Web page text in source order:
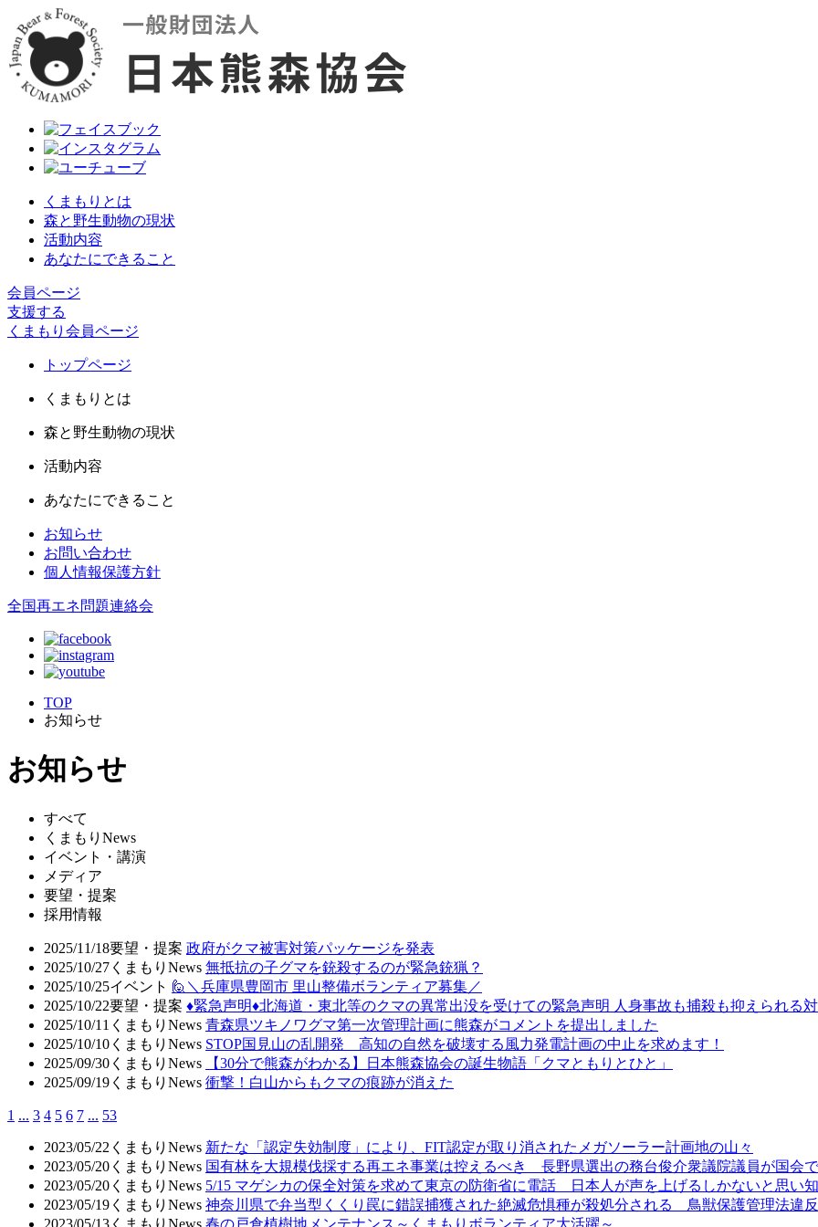
くまもりとは
森と野生動物の現状
活動内容
あなたにできること
会員ページ
支援する
くまもり会員ページ
トップページ
くまもりとは
森と野生動物の現状
活動内容
あなたにできること
お知らせ
お問い合わせ
個人情報保護方針
全国再エネ問題連絡会
TOP
お知らせ
お知らせ
すべて
くまもりNews
イベント・講演
メディア
要望・提案
採用情報
2025/11/18要望・提案 政府がクマ被害対策パッケージを発表
2025/10/27 くまもりNews 無抵抗の子グマを銃殺するのが緊急銃猟？
2025/10/25イベント 🙋＼兵庫県豊岡市 里山整備ボランティア募集／
2025/10/22要望・提案 ♦️緊急声明♦️北海道・東北等のクマの異常出没を受けての緊急声明 人身事故も捕殺も抑えられる
2025/10/11 くまもりNews 青森県ツキノワグマ第一次管理計画に熊森がコメントを提出しました
2025/10/10 くまもりNews STOP国見山の乱開発 高知の自然を破壊する風力発電計画の中止を求めます！
2025/09/30 くまもりNews
【30分で熊森がわかる】日本熊森協会の誕生物語「クマともりとひと」
2025/09/19 くまもりNews 衝撃！白山からもクマの痕跡が消えた
1 ... 3 4 5 6 7 ... 53
2023/05/22 くまもりNews 新たな「認定失効制度」により、FIT認定が取り消されたメガソーラー計画地の山々
2023/05/20 くまもりNews 国有林を大規模伐採する再エネ事業は控えるべき 長野県選出の務台俊介衆議院議員が国会
2023/05/20 くまもりNews 5/15 マゲシカの保全対策を求めて東京の防衛省に電話 日本人が声を上げるしかないと思い
2023/05/19 くまもりNews 神奈川県で弁当型くくり罠に錯誤捕獲された絶滅危惧種が殺処分される 鳥獣保護管理法違反
2023/05/13 くまもりNews 春の戸倉植樹地メンテナンス～くまもりボランティア大活躍～